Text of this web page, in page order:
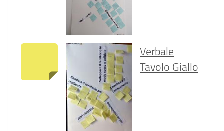
Verbale
Tavolo Giallo